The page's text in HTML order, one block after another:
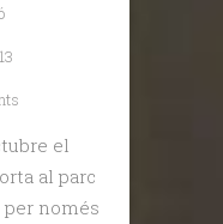
el
al parc
per només